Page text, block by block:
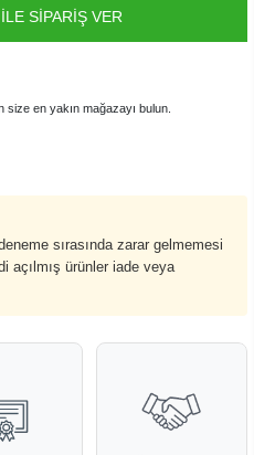
SİPARİŞ VER
en yakın mağazayı bulun.
sırasında zarar gelmemesi
açılmış ürünler iade veya